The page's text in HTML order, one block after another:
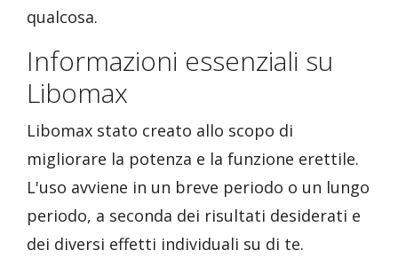
qualcosa.
Informazioni essenziali su
Libomax
Libomax stato creato allo scopo di
migliorare la potenza e la funzione erettile.
L'uso avviene in un breve periodo o un lungo
periodo, a seconda dei risultati desiderati e
dei diversi effetti individuali su di te.